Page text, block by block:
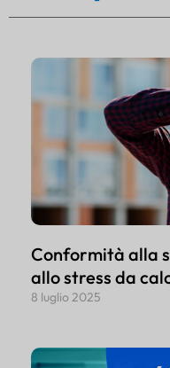
Conformità alla
allo stress da
8 luglio 2025